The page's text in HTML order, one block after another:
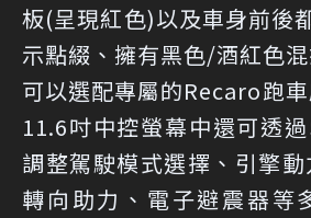
板(呈現紅色)以及車身前後
示點綴、擁有黑色/酒紅色
可以選配專屬的Recaro跑
11.6吋中控螢幕中還可透
調整駕駛模式選擇、引擎
轉向助力、電子避震器等